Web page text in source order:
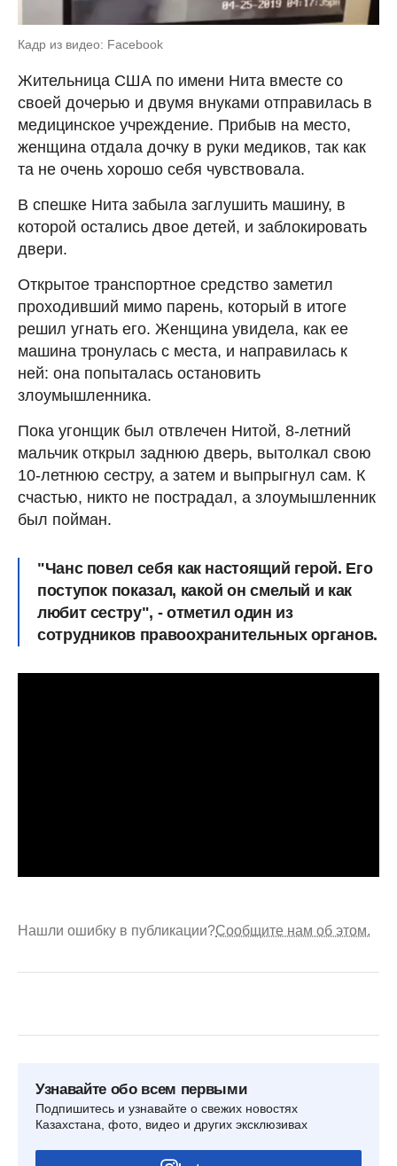
Кадр из видео: Facebook
Жительница США по имени Нита вместе со
своей дочерью и двумя внуками отправилась в
медицинское учреждение. Прибыв на место,
женщина отдала дочку в руки медиков, так как
та не очень хорошо себя чувствовала.
В спешке Нита забыла заглушить машину, в
которой остались двое детей, и заблокировать
двери.
Открытое транспортное средство заметил
проходивший мимо парень, который в итоге
решил угнать его. Женщина увидела, как ее
машина тронулась с места, и направилась к
ней: она попыталась остановить
злоумышленника.
Пока угонщик был отвлечен Нитой, 8-летний
мальчик открыл заднюю дверь, вытолкал свою
10-летнюю сестру, а затем и выпрыгнул сам. К
счастью, никто не пострадал, а злоумышленник
был пойман.
"Чанс повел себя как настоящий герой. Его
поступок показал, какой он смелый и как
любит сестру", - отметил один из
сотрудников правоохранительных органов.
Нашли ошибку в публикации?Сообщите нам об этом.
Узнавайте обо всем первыми
Подпишитесь и узнавайте о свежих новостях
Казахстана, фото, видео и других эксклюзивах